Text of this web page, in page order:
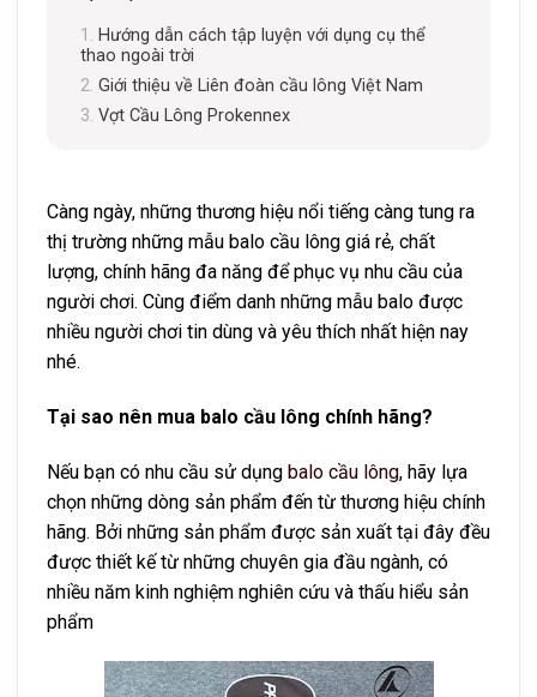
Hướng dẫn cách tập luyện với dụng cụ thể
thao ngoài trời
Giới thiệu về Liên đoàn cầu lông Việt Nam
Vợt Cầu Lông Prokennex
Càng ngày, những thương hiệu nổi tiếng càng tung ra
thị trường những mẫu balo cầu lông giá rẻ, chất
lượng, chính hãng đa năng để phục vụ nhu cầu của
người chơi. Cùng điểm danh những mẫu balo được
nhiều người chơi tin dùng và yêu thích nhất hiện nay
nhé.
Tại sao nên mua balo cầu lông chính hãng?
Nếu bạn có nhu cầu sử dụng balo cầu lông, hãy lựa
chọn những dòng sản phẩm đến từ thương hiệu chính
hãng. Bởi những sản phẩm được sản xuất tại đây đều
được thiết kế từ những chuyên gia đầu ngành, có
nhiều năm kinh nghiệm nghiên cứu và thấu hiểu sản
phẩm